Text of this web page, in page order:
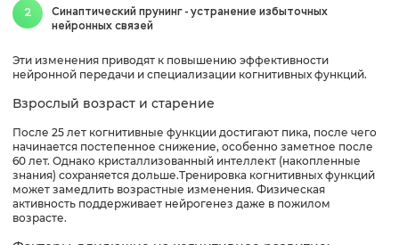
Синаптический прунинг - устранение избыточных
нейронных связей
Эти изменения приводят к повышению эффективности
нейронной передачи и специализации когнитивных функций.
Взрослый возраст и старение
После 25 лет когнитивные функции достигают пика, после чего
начинается постепенное снижение, особенно заметное после
60 лет. Однако кристаллизованный интеллект (накопленные
знания) сохраняется дольше.Тренировка когнитивных функций
может замедлить возрастные изменения. Физическая
активность поддерживает нейрогенез даже в пожилом
возрасте.